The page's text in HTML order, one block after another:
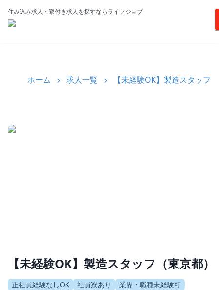
住み込み求人・寮付き求人を探すならライフジョブ
ホーム 求人一覧 【未経験OK】製造スタッフ
【未経験OK】製造スタッフ（東京都）
正社員経験なしOK 社員寮あり 業界・職種未経験可